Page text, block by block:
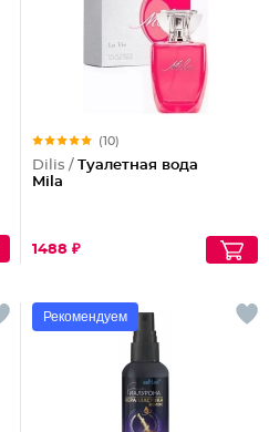
(10)
Dilis / Туалетная вода
Mila
1488 ₽
Рекомендуем